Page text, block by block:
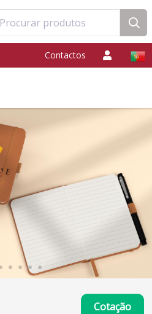
Procurar produtos
Contactos
Cotação